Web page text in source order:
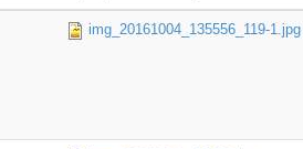
img_20161004_135556_119-1.jpg